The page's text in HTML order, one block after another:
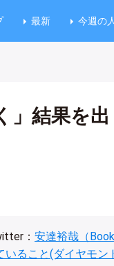
最新 今週の
」結果を
： 安達裕哉（
いること(ダイヤモン